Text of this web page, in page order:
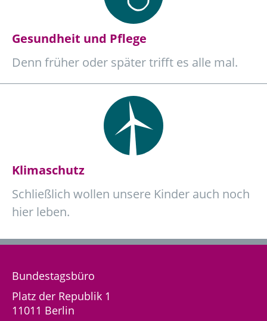
Gesundheit und Pflege
Denn früher oder später trifft es alle mal.
Klimaschutz
Schließlich wollen unsere Kinder auch noch
hier leben.
Bundestagsbüro
Platz der Republik 1
11011 Berlin